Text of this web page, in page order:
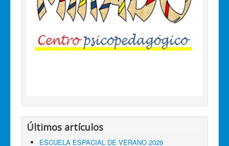
Últimos artículos
ESCUELA ESPACIAL DE VERANO 2026